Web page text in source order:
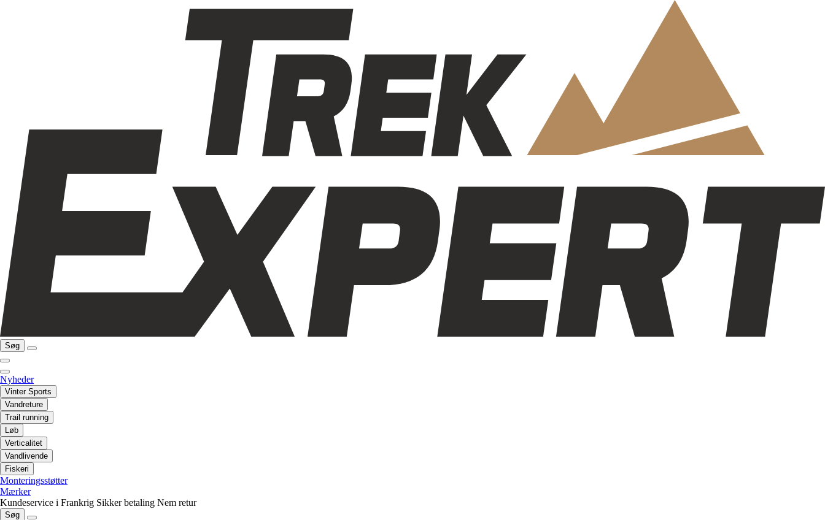
Søg
Nyheder
Vinter Sports
Vandreture
Trail running
Løb
Verticalitet
Vandlivende
Fiskeri
Monteringsstøtter
Mærker
Kundeservice i Frankrig Sikker betaling Nem retur
Søg